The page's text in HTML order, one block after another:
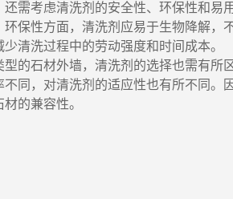
还需考虑清洗剂的安全性、环保性和易
保性方面，清洗剂应易于生物降解，
清洗过程中的劳动强度和时间成本。
型的石材外墙，清洗剂的选择也需有所
不同，对清洗剂的适应性也有所不同。
的兼容性。